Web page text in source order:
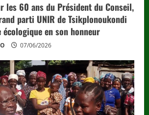
les 60 ans du Président du Conseil,
parti UNIR de Tsikplonoukondi
écologique en son honneur
07/06/2026